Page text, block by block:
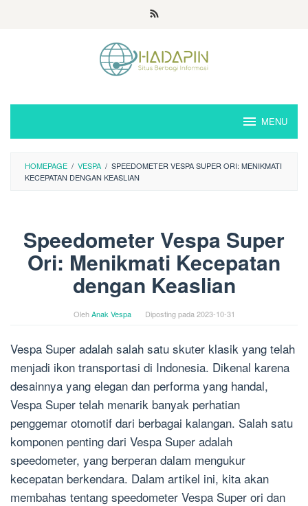
MENU
HOMEPAGE / VESPA / SPEEDOMETER VESPA SUPER ORI: MENIKMATI
KECEPATAN DENGAN KEASLIAN
Speedometer Vespa Super
Ori: Menikmati Kecepatan
dengan Keaslian
OlehAnak Vespa Diposting pada 2023-10-31
Vespa Super adalah salah satu skuter klasik yang telah
menjadi ikon transportasi di Indonesia. Dikenal karena
desainnya yang elegan dan performa yang handal,
Vespa Super telah menarik banyak perhatian
penggemar otomotif dari berbagai kalangan. Salah satu
komponen penting dari Vespa Super adalah
speedometer, yang berperan dalam mengukur
kecepatan berkendara. Dalam artikel ini, kita akan
membahas tentang speedometer Vespa Super ori dan